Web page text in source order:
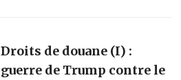
Droits de douane (I) :
guerre de Trump contre le